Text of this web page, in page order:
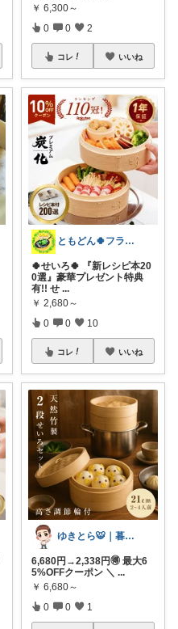
￥ 6,300～
0 0 2
コレ いいね
ともどん🍀フライパン料理ある暮らし🍳
🍀せいろ🍀 『新レシピ本20
0選』豪華プレゼント特典
有!! せ ...
￥ 2,680～
0 0 10
コレ いいね
ゆきとら🐯｜暮らしをラクにしたいパパ
6,680円→2,338円🉐 最大6
5%OFFクーポン ＼ ...
￥ 6,680～
0 0 1